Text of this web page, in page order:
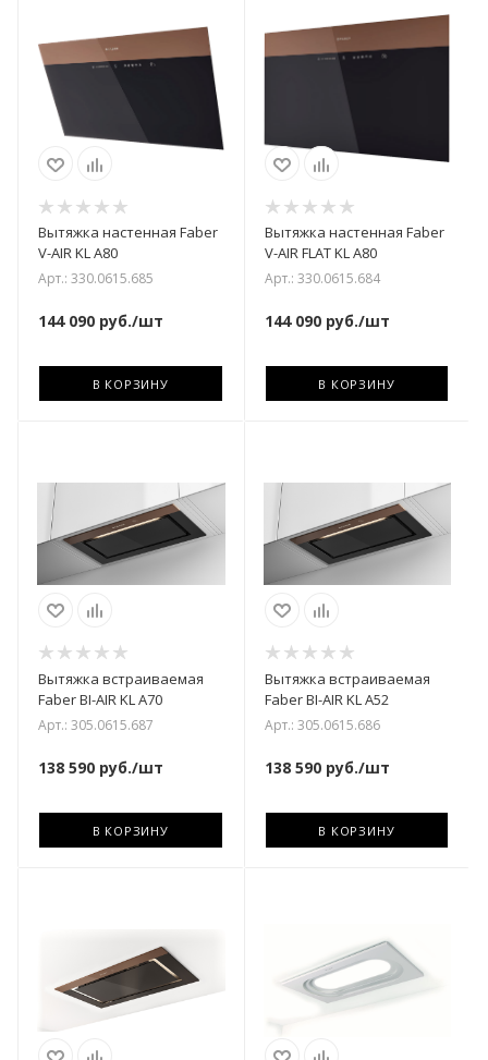
Вытяжка настенная Faber
V-AIR KL A80
Арт.: 330.0615.685
144 090 руб./шт
В КОРЗИНУ
Вытяжка настенная Faber
V-AIR FLAT KL A80
Арт.: 330.0615.684
144 090руб./шт
В КОРЗИНУ
Вытяжка встраиваемая
Faber BI-AIR KL A70
Арт.: 305.0615.687
138 590 руб./шт
В КОРЗИНУ
Вытяжка встраиваемая
Faber BI-AIR KL A52
Арт.: 305.0615.686
138 590руб./шт
В КОРЗИНУ